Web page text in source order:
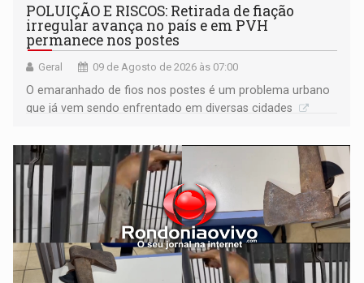
POLUIÇÃO E RISCOS: Retirada de fiação
irregular avança no país e em PVH
permanece nos postes
Geral 09 de Agosto de 2026 às 07:00
O emaranhado de fios nos postes é um problema urbano
que já vem sendo enfrentado em diversas cidades